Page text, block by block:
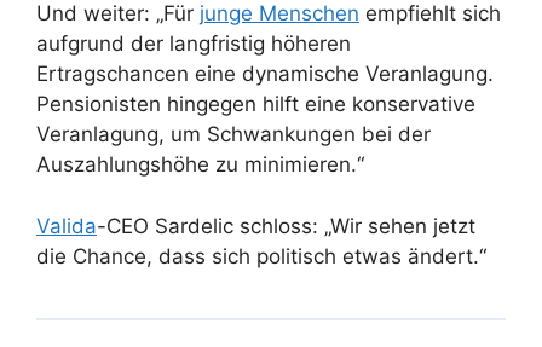
Und weiter: „Für junge Menschen empfiehlt sich
aufgrund der langfristig höheren
Ertragschancen eine dynamische Veranlagung.
Pensionisten hingegen hilft eine konservative
Veranlagung, um Schwankungen bei der
Auszahlungshöhe zu minimieren.“
Valida-CEO Sardelic schloss: „Wir sehen jetzt
die Chance, dass sich politisch etwas ändert.“